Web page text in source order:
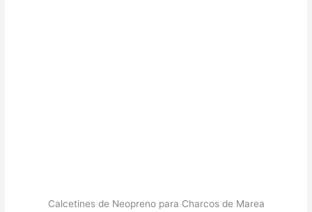
Calcetines de Neopreno para Charcos de Marea